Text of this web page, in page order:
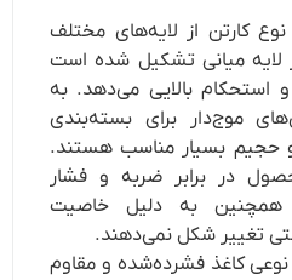
نوع کارتن از لایه‌های مختلف
لایه میانی تشکیل شده است
استحکام بالایی می‌دهد. به
موج‌دار برای بسته‌بندی
حجیم بسیار مناسب هستند.
در برابر ضربه و فشار
به دلیل خاصیت
تغییر شکل نمی‌دهند.
نوعی کاغذ فشرده‌شده و مقاوم